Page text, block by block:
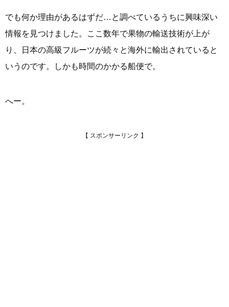
でも何か理由があるはずだ…と調べているうちに興味深い
情報を見つけました。ここ数年で果物の輸送技術が上が
り、日本の高級フルーツが続々と海外に輸出されていると
いうのです。しかも時間のかかる船便で。
へー。